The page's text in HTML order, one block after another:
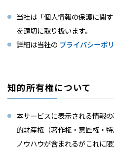
当社は「個人情報の保護に関
を適切に取り扱います。
詳細は当社の プライバシーポ
知的所有権について
本サービスに表示される情報
的財産権（著作権・意匠権・
ノウハウが含まれるがこれに